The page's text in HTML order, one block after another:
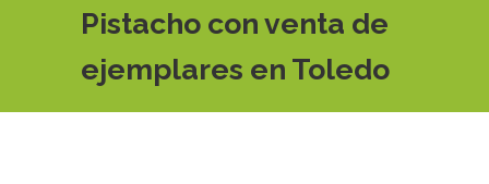
Pistacho con venta de
ejemplares en Toledo